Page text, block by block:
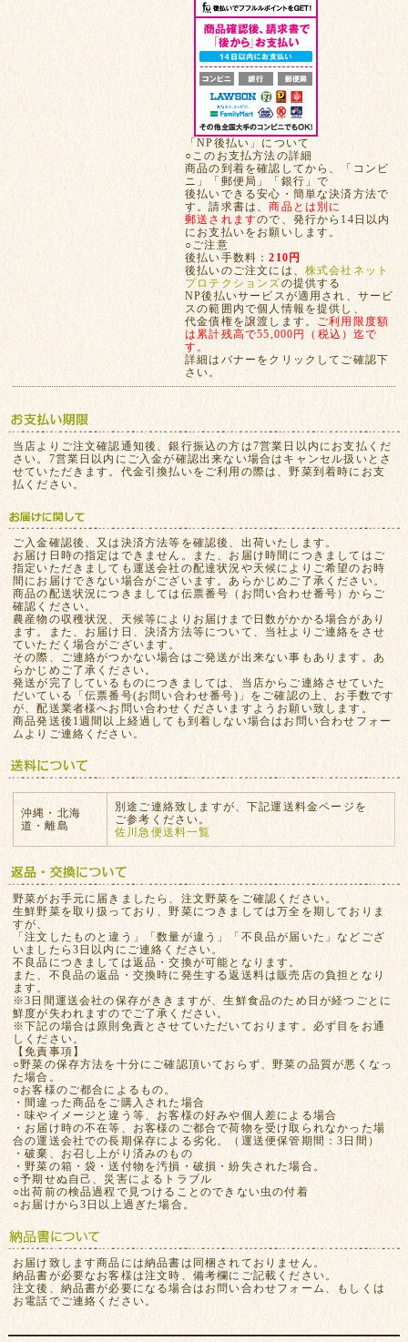
「NP後払い」について
○このお支払方法の詳細
商品の到着を確認してから、「コンビ
ニ」「郵便局」「銀行」で
後払いできる安心・簡単な決済方法で
す。請求書は、商品とは別に
郵送されますので、発行から14日以内
にお支払いをお願いします。
○ご注意
後払い手数料：210円
後払いのご注文には、 株式会社ネット
プロテクションズの提供する
NP後払いサービスが適用され、サービ
スの範囲内で個人情報を提供し、
代金債権を譲渡します。 ご利用限度額
は累計残高で55,000円（税込）迄で
す。
詳細はバナーをクリックしてご確認下
さい。
当店よりご注文確認通知後、銀行振込の方は7営業日以内にお支払くだ
さい。7営業日以内にご入金が確認出来ない場合はキャンセル扱いとさ
せていただきます。代金引換払いをご利用の際は、野菜到着時にお支
払ください。
ご入金確認後、又は決済方法等を確認後、出荷いたします。
お届け日時の指定はできません。また、お届け時間につきましてはご
指定いただきましても運送会社の配達状況や天候によりご希望のお時
間にお届けできない場合がございます。あらかじめご了承ください。
商品の配送状況につきましては伝票番号（お問い合わせ番号）からご
確認ください。
農産物の収穫状況、天候等によりお届けまで日数がかかる場合があり
ます。また、お届け日、決済方法等について、当社よりご連絡をさせ
ていただく場合がございます。
その際、ご連絡がつかない場合はご発送が出来ない事もあります。あ
らかじめご了承ください。
発送が完了しているものにつきましては、当店からご連絡させていた
だいている「伝票番号(お問い合わせ番号)」をご確認の上、お手数です
が、配送業者様へお問い合わせくださいますようお願い致します。
商品発送後1週間以上経過しても到着しない場合はお問い合わせフォー
ムよりご連絡ください。
沖縄・北海
道・離島
別途ご連絡致しますが、下記運送料金ページを
ご参考ください。
佐川急便送料一覧
野菜がお手元に届きましたら、注文野菜をご確認ください。
生鮮野菜を取り扱っており、野菜につきましては万全を期しておりま
すが、
「注文したものと違う」「数量が違う」「不良品が届いた」などござ
いましたら3日以内にご連絡ください。
不良品につきましては返品・交換が可能となります。
また、不良品の返品・交換時に発生する返送料は販売店の負担となり
ます。
※3日間運送会社の保存がききますが、生鮮食品のため日が経つごとに
鮮度が失われますのでご了承ください。
※下記の場合は原則免責とさせていただいております。必ず目をお通
しください。
【免責事項】
○野菜の保存方法を十分にご確認頂いておらず、野菜の品質が悪くなっ
た場合。
○お客様のご都合によるもの。
・間違った商品をご購入された場合
・味やイメージと違う等、お客様の好みや個人差による場合
・お届け時の不在等、お客様のご都合で荷物を受け取られなかった場
合の運送会社での長期保存による劣化。（運送便保管期間：3日間）
・破棄、お召し上がり済みのもの
・野菜の箱・袋・送付物を汚損・破損・紛失された場合。
○予期せぬ自己、災害によるトラブル
○出荷前の検品過程で見つけることのできない虫の付着
○お届けから3日以上過ぎた場合。
お届け致します商品には納品書は同梱されておりません。
納品書が必要なお客様は注文時、備考欄にご記載ください。
注文後、納品書が必要になる場合はお問い合わせフォーム、もしくは
お電話でご連絡ください。